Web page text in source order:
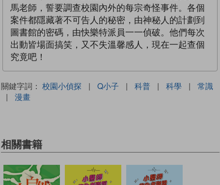
馬老師，誓要調查校園內外的每宗奇怪事件。各個
案件都隱藏著不可告人的秘密，由神秘人的計劃到
圖書館的密碼，由快樂特派員一一偵破。他們每次
出動皆場面搞笑，又不失溫馨感人，現在一起查個
究竟吧！
關鍵字詞： 校園小偵探 | Q小子 | 科普 | 科學 |
常識
|
漫畫
相關書籍